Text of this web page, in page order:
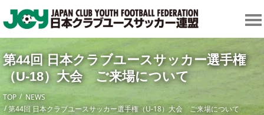
第44回 日本クラブユースサッカー選手権
（U-18）大会 ご来場について
TOP
NEWS
第44回 日本クラブユースサッカー選手権（U-18）大会 ご来場について